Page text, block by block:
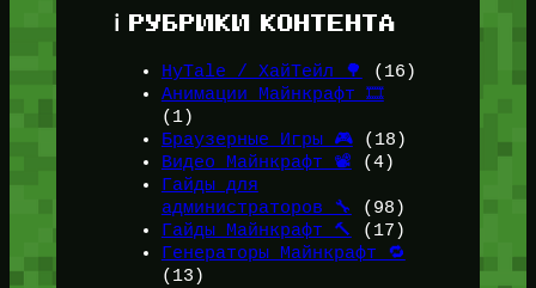
ℹ️ РУБРИКИ КОНТЕНТА
HyTale / ХайТейл 🌳
(16)
Анимации Майнкрафт 🎞️
(1)
Браузерные Игры 🎮(18)
Видео Майнкрафт 📽️ (4)
Гайды для
администраторов 🔧
(98)
Гайды Майнкрафт 🔨
(17)
Генераторы Майнкрафт 🔁
(13)